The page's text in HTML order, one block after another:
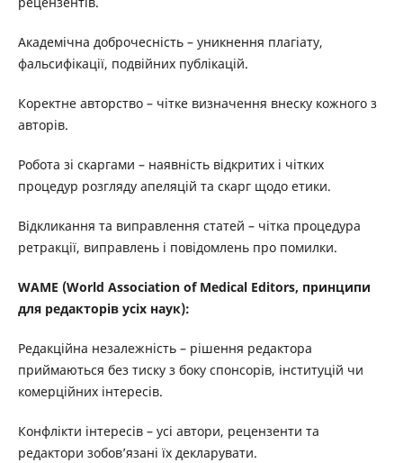
Академічна доброчесність – уникнення плагіату,
фальсифікації, подвійних публікацій.
Коректне авторство – чітке визначення внеску кожного з
авторів.
Робота зі скаргами – наявність відкритих і чітких
процедур розгляду апеляцій та скарг щодо етики.
Відкликання та виправлення статей – чітка процедура
ретракції, виправлень і повідомлень про помилки.
WAME (World Association of Medical Editors, принципи
для редакторів усіх наук):
Редакційна незалежність – рішення редактора
приймаються без тиску з боку спонсорів, інституцій чи
комерційних інтересів.
Конфлікти інтересів – усі автори, рецензенти та
редактори зобов’язані їх декларувати.